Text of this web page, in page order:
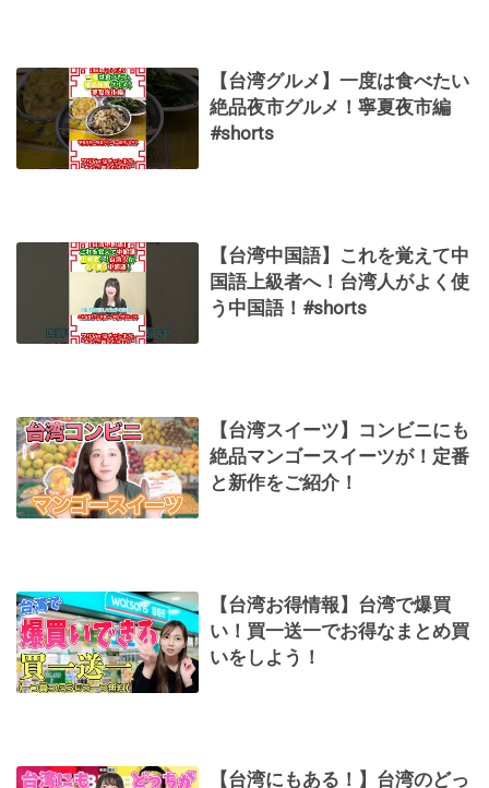
【台湾グルメ】一度は食べたい
絶品夜市グルメ！寧夏夜市編
#shorts
【台湾中国語】これを覚えて中
国語上級者へ！台湾人がよく使
う中国語！#shorts
【台湾スイーツ】コンビニにも
絶品マンゴースイーツが！定番
と新作をご紹介！
【台湾お得情報】台湾で爆買
い！買一送一でお得なまとめ買
いをしよう！
【台湾にもある！】台湾のどっ